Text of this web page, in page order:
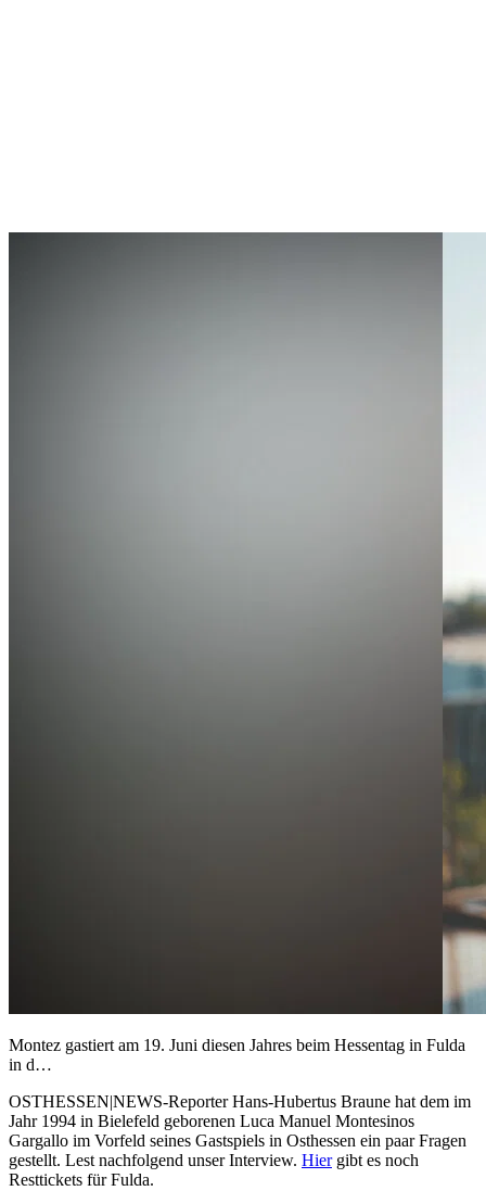
Montez gastiert am 19. Juni diesen Jahres beim Hessentag in Fulda
in d…
OSTHESSEN|NEWS-Reporter Hans-Hubertus Braune hat dem im
Jahr 1994 in Bielefeld geborenen Luca Manuel Montesinos
Gargallo im Vorfeld seines Gastspiels in Osthessen ein paar Fragen
gestellt. Lest nachfolgend unser Interview. Hiergibt es noch
Resttickets für Fulda.